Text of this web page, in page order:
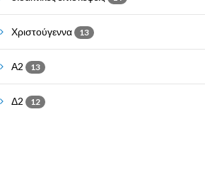
Χριστούγεννα 13
Α2 13
Δ2 12